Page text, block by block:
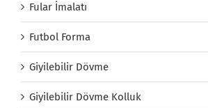
Fular İmalatı
Futbol Forma
Giyilebilir Dövme
Giyilebilir Dövme Kolluk